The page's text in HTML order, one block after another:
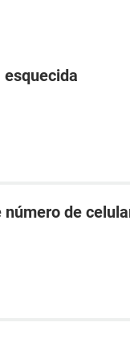
esquecida
número de